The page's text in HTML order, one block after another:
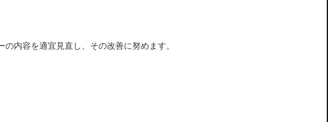
内容を適宜見直し、その改善に努めます。